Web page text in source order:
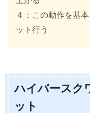
４：この動作を基
ット行う
ハイバースク
ット